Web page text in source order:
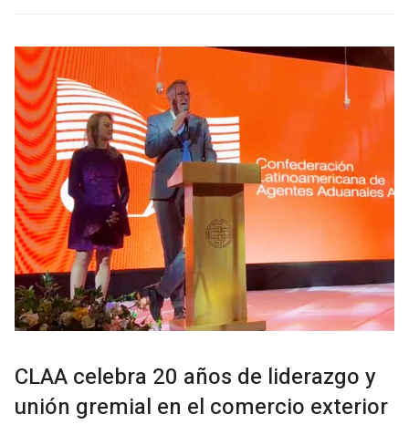
CLAA celebra 20 años de liderazgo y
unión gremial en el comercio exterior